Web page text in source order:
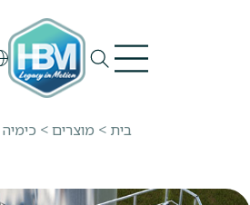
בית > מוצרים> כימיה